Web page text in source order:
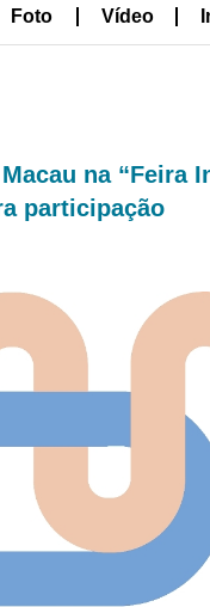
Foto Vídeo
na “Feira
participação